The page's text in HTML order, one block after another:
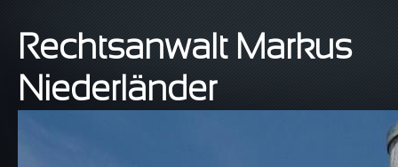
Rechtsanwalt Markus
Niederländer